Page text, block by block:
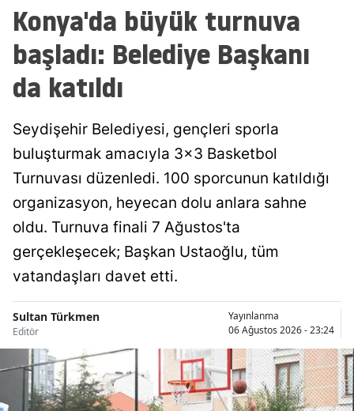
Konya
Kütahya
Kahramanmaraş
Mardin
Muğla
Muş
Niğde
Ordu
Rize
Sakarya
Konya'da büyük turnuva
başladı: Belediye Başkanı
da katıldı
Seydişehir Belediyesi, gençleri sporla
buluşturmak amacıyla 3x3 Basketbol
Turnuvası düzenledi. 100 sporcunun katıldığı
organizasyon, heyecan dolu anlara sahne
oldu. Turnuva finali 7 Ağustos'ta
gerçekleşecek; Başkan Ustaoğlu, tüm
vatandaşları davet etti.
Sultan Türkmen
Editör
Yayınlanma
06 Ağustos 2026 - 23:24